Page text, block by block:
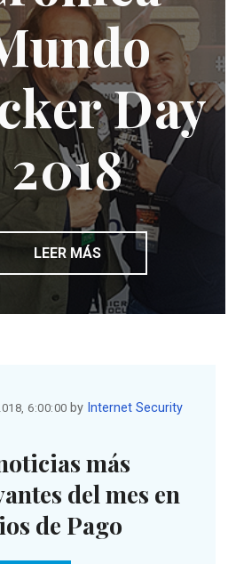
Day
2018
LEER MÁS
6:00:00 by Internet Security
más
del mes en
de Pago